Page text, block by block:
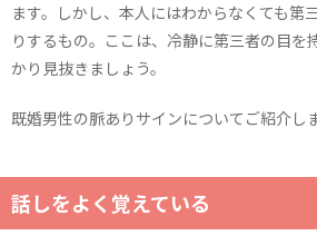
ます。しかし、本人にはわからなくても第
りするもの。ここは、冷静に第三者の目を
かり見抜きましょう。
既婚男性の脈ありサインについてご紹介しま
話しをよく覚えている